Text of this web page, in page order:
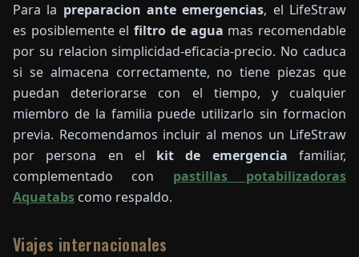
Para la preparacion ante emergencias, el LifeStraw
es posiblemente elfiltro de agua mas recomendable
por su relacion simplicidad-eficacia-precio. No caduca
si se almacena correctamente, no tiene piezas que
puedan deteriorarse con el tiempo, y cualquier
miembro de la familia puede utilizarlo sin formacion
previa. Recomendamos incluir al menos un LifeStraw
por persona en el kit de emergencia familiar,
complementado con pastillas potabilizadoras
Aquatabs como respaldo.
Viajes internacionales